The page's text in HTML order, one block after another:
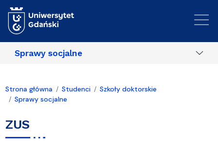
Sprawy socjalne
Strona główna Studenci
Szkoły doktorskie
Sprawy socjalne
ZUS